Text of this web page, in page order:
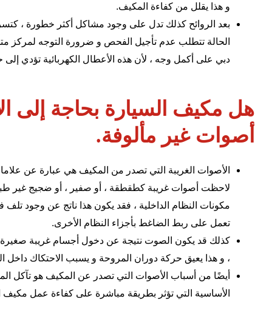
و هذا يقلل من كفاءة المكيف.
بعد الروائح كذلك تدل على وجود مشاكل أكثر خطورة ،
الحالة تتطلب عدم تأجيل الفحص و ضرورة التوجه
دبي على أكمل وجه ، لأن هذه الأعطال الكهربائية تؤدي إلى
هل مكيف السيارة بحاجة إلى
أصوات غير مألوفة.
الأصوات الغريبة التي تصدر من المكيف هي عبارة عن
لاحظت أصوات غريبة كطقطقة ، أو صفير ، أو ضجيج غير
مكونات النظام الداخلية ، فقد يكون هذا ناتج عن وجود تلف
تعمل على ربط الضاغط بأجزاء النظام الأخرى.
كذلك قد يكون الصوت نتيجة عن دخول أجسام غريبة صغيرة
، و هذا يعيق حركة دوران المروحة و يسبب الاحتكاك داخل
أيضًا من أسباب الأصوات التي تصدر عن المكيف هو تآكل
الأساسية التي تؤثر بطريقة مباشرة على كفاءة عمل مكيف